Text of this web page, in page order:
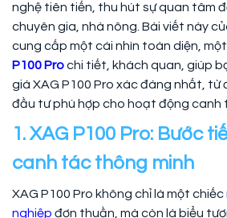
nghệ tiên tiến, thu hút sự quan tâm
chuyên gia, nhà nông. Bài viết này
cung cấp một cái nhìn toàn diện,
P100 Prochi tiết, khách quan, giúp
giá XAG P100 Pro xác đáng nhất, từ
đầu tư phù hợp cho hoạt động canh
1. XAG P100 Pro: Bước
canh tác thông minh
XAG P100 Pro không chỉ là một chiếc
nghiệp đơn thuần, mà còn là biểu